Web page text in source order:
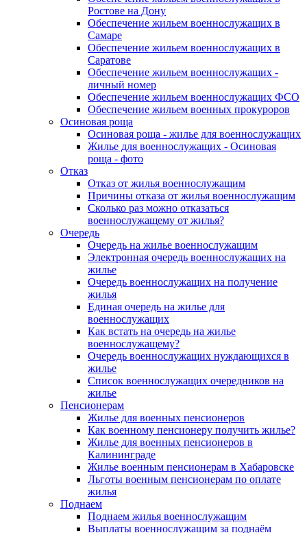
Ростове на Дону
Обеспечение жильем военнослужащих в
Самаре
Обеспечение жильем военнослужащих в
Саратове
Обеспечение жильем военнослужащих -
личный номер
Обеспечение жильем военнослужащих ФСО
Обеспечение жильем военных прокуроров
Осиновая роща
Осиновая роща - жилье для военнослужащих
Жилье для военнослужащих - Осиновая
роща - фото
Отказ
Отказ от жилья военнослужащим
Причины отказа от жилья военнослужащим
Сколько раз можно отказаться
военнослужащему от жилья?
Очередь
Очередь на жилье военнослужащим
Электронная очередь военнослужащих на
жилье
Очередь военнослужащих на получение
жилья
Единая очередь на жилье для
военнослужащих
Как встать на очередь на жилье
военнослужащему?
Очередь военнослужащих нуждающихся в
жилье
Список военнослужащих очередников на
жилье
Пенсионерам
Жилье для военных пенсионеров
Как военному пенсионеру получить жилье?
Жилье для военных пенсионеров в
Калининграде
Жилье военным пенсионерам в Хабаровске
Льготы военным пенсионерам по оплате
жилья
Поднаем
Поднаем жилья военнослужащим
Выплаты военнослужащим за поднаём